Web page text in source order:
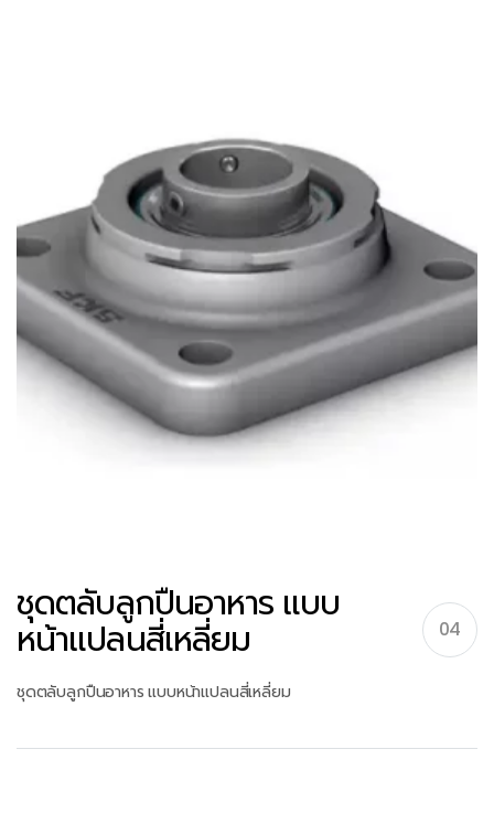
ชุดตลับลูกปืนอาหาร แบบ
หน้าแปลนสี่เหลี่ยม 04
ชุดตลับลูกปืนอาหาร แบบหน้าแปลนสี่เหลี่ยม